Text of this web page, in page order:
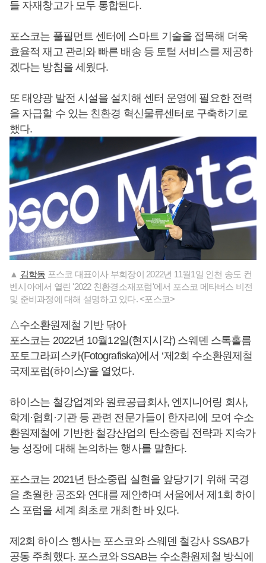
들 자재창고가 모두 통합된다.
포스코는 풀필먼트 센터에 스마트 기술을 접목해 더욱
효율적 재고 관리와 빠른 배송 등 토털 서비스를 제공하
겠다는 방침을 세웠다.
또 태양광 발전 시설을 설치해 센터 운영에 필요한 전력
을 자급할 수 있는 친환경 혁신물류센터로 구축하기로
했다.
▲ 김학동 포스코 대표이사 부회장이 2022년 11월1일 인천 송도 컨
벤시아에서 열린 '2022 친환경소재포럼'에서 포스코 메타버스 비전
및 준비과정에 대해 설명하고 있다. <포스코>
△수소환원제철 기반 닦아
포스코는 2022년 10월12일(현지시각) 스웨덴 스톡홀름
포토그라피스카(Fotografiska)에서 ‘제2회 수소환원제철
국제포럼(하이스)’을 열었다.
하이스는 철강업계와 원료공급회사, 엔지니어링 회사,
학계·협회·기관 등 관련 전문가들이 한자리에 모여 수소
환원제철에 기반한 철강산업의 탄소중립 전략과 지속가
능 성장에 대해 논의하는 행사를 말한다.
포스코는 2021년 탄소중립 실현을 앞당기기 위해 국경
을 초월한 공조와 연대를 제안하며 서울에서 제1회 하이
스 포럼을 세계 최초로 개최한 바 있다.
제2회 하이스 행사는 포스코와 스웨덴 철강사 SSAB가
공동 주최했다. 포스코와 SSAB는 수소환원제철 방식에